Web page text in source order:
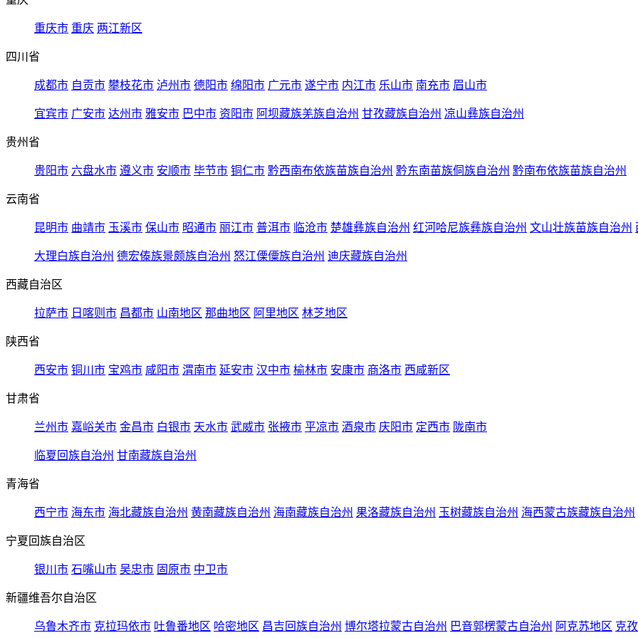
重庆市 重庆 两江新区
四川省
成都市 自贡市 攀枝花市 泸州市 德阳市 绵阳市 广元市 遂宁市 内江市 乐山市 南充市 眉山市
宜宾市 广安市 达州市 雅安市 巴中市 资阳市 阿坝藏族羌族自治州 甘孜藏族自治州 凉山彝族自治州
贵州省
贵阳市 六盘水市 遵义市 安顺市 毕节市 铜仁市 黔西南布依族苗族自治州 黔东南苗族侗族自治州 黔南布依族苗族自治州
云南省
昆明市 曲靖市 玉溪市 保山市 昭通市 丽江市 普洱市 临沧市 楚雄彝族自治州 红河哈尼族彝族自治州 文山壮族苗族自治州
大理白族自治州 德宏傣族景颇族自治州 怒江傈僳族自治州 迪庆藏族自治州
西藏自治区
拉萨市 日喀则市 昌都市 山南地区 那曲地区 阿里地区 林芝地区
陕西省
西安市 铜川市 宝鸡市 咸阳市 渭南市 延安市 汉中市 榆林市 安康市 商洛市 西咸新区
甘肃省
兰州市 嘉峪关市 金昌市 白银市 天水市 武威市 张掖市 平凉市 酒泉市 庆阳市 定西市 陇南市
临夏回族自治州 甘南藏族自治州
青海省
西宁市 海东市 海北藏族自治州 黄南藏族自治州 海南藏族自治州 果洛藏族自治州 玉树藏族自治州 海西蒙古族藏族自治州
宁夏回族自治区
银川市 石嘴山市 吴忠市 固原市 中卫市
新疆维吾尔自治区
乌鲁木齐市 克拉玛依市 吐鲁番地区 哈密地区 昌吉回族自治州 博尔塔拉蒙古自治州 巴音郭楞蒙古自治州 阿克苏地区 克